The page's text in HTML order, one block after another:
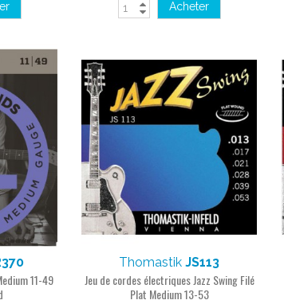
Acheter
11-49
Thomastik JS113
Jeu de cordes électriques Jazz Swing Filé
Plat Medium 13-53